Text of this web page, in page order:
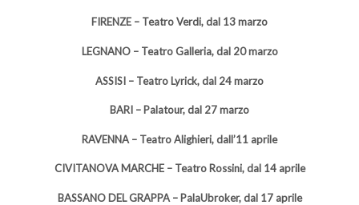
FIRENZE – Teatro Verdi, dal 13 marzo
LEGNANO – Teatro Galleria, dal 20 marzo
ASSISI – Teatro Lyrick, dal 24 marzo
BARI – Palatour, dal 27 marzo
RAVENNA – Teatro Alighieri, dall’11 aprile
CIVITANOVA MARCHE – Teatro Rossini, dal 14 aprile
BASSANO DEL GRAPPA – PalaUbroker, dal 17 aprile